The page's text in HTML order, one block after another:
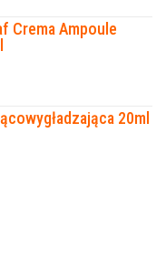
Crema Ampoule
20ml